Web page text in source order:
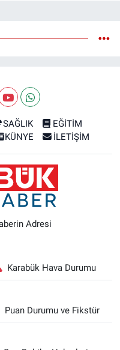
SAĞLIK
EĞİTİM
KÜNYE İLETİŞİM
Adresi
Karabük Hava Durumu
Puan Durumu ve Fikstür